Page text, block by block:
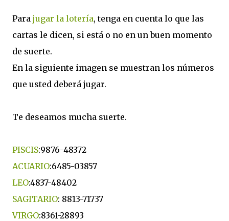
Para jugar la lotería, tenga en cuenta lo que las
cartas le dicen, si está o no en un buen momento
de suerte.
En la siguiente imagen se muestran los números
que usted deberá jugar.
Te deseamos mucha suerte.
PISCIS:9876-48372
ACUARIO:6485-03857
LEO:4837-48402
SAGITARIO: 8813-71737
VIRGO:8361-28893